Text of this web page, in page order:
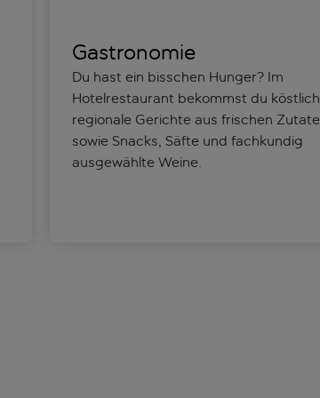
Gastronomie
Du hast ein bisschen Hunger? Im
Hotelrestaurant bekommst du
regionale Gerichte aus frischen
sowie Snacks, Säfte und fachkundig
ausgewählte Weine.